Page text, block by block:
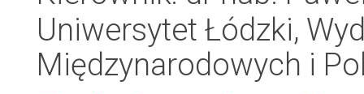
Uniwersytet Łódzki,
Międzynarodowych i